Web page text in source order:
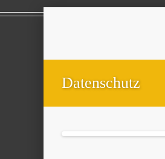
Datenschutz